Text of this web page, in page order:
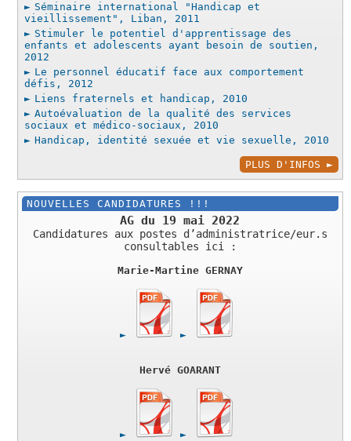
Séminaire international "Handicap et
vieillissement", Liban, 2011
Stimuler le potentiel d'apprentissage des
enfants et adolescents ayant besoin de soutien,
2012
Le personnel éducatif face aux comportement
défis, 2012
Liens fraternels et handicap, 2010
Autoévaluation de la qualité des services
sociaux et médico-sociaux, 2010
Handicap, identité sexuée et vie sexuelle, 2010
PLUS D'INFOS
NOUVELLES CANDIDATURES !!!
AG du 19 mai 2022
Candidatures aux postes d’administratrice/eur.s
consultables ici :
Marie-Martine GERNAY
Hervé GOARANT